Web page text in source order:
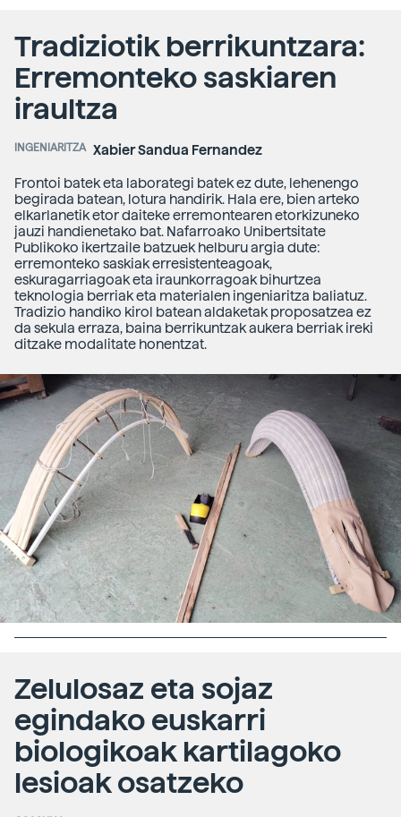
Tradiziotik berrikuntzara:
Erremonteko saskiaren
iraultza
INGENIARITZA Xabier Sandua Fernandez
Frontoi batek eta laborategi batek ez dute, lehenengo
begirada batean, lotura handirik. Hala ere, bien arteko
elkarlanetik etor daiteke erremontearen etorkizuneko
jauzi handienetako bat. Nafarroako Unibertsitate
Publikoko ikertzaile batzuek helburu argia dute:
erremonteko saskiak erresistenteagoak,
eskuragarriagoak eta iraunkorragoak bihurtzea
teknologia berriak eta materialen ingeniaritza baliatuz.
Tradizio handiko kirol batean aldaketak proposatzea ez
da sekula erraza, baina berrikuntzak aukera berriak ireki
ditzake modalitate honentzat.
Zelulosaz eta sojaz
egindako euskarri
biologikoak kartilagoko
lesioak osatzeko